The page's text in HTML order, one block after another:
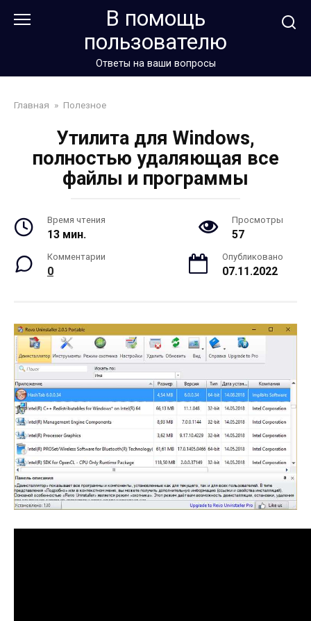
В помощь
пользователю
Ответы на ваши вопросы
Главная » Полезное
Утилита для Windows,
полностью удаляющая все
файлы и программы
Время чтения
13 мин.
Просмотры
57
Комментарии
0
Опубликовано
07.11.2022